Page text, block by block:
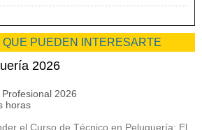
PUEDEN INTERESARTE
2026
2026
horas
el Curso de Técnico en Peluquería: El